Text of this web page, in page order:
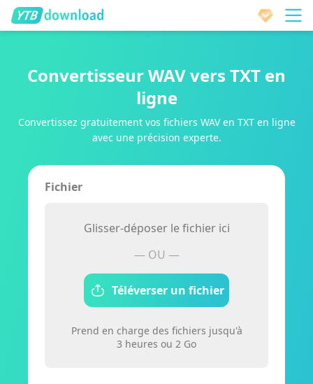
Convertisseur WAV vers TXT en
ligne
Convertissez gratuitement vos fichiers WAV en TXT en ligne
avec une précision experte.
Fichier
Glisser-déposer le fichier ici
— OU —
Téléverser un fichier
Prend en charge des fichiers jusqu'à
3 heures ou 2 Go